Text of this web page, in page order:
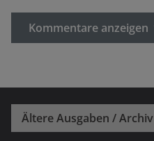
Kommentare anzeigen
Ältere Ausgaben / Archiv